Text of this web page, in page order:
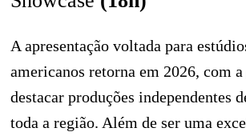
A apresentação voltada para
americanos retorna em 2026, com a
destacar produções independentes
toda a região. Além de ser uma